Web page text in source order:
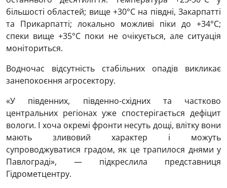
більшості областей; вище +30°C на півдні, Закарпатті
та Прикарпатті; локально можливі піки до +34°C;
спеки вище +35°C поки не очікується, але ситуація
моніториться.
Водночас відсутність стабільних опадів викликає
занепокоєння агросектору.
«У південних, південно-східних та частково
центральних регіонах уже спостерігається дефіцит
вологи. І хоча окремі фронти несуть дощі, влітку вони
мають зливовий характер і можуть
супроводжуватися градом, як це трапилося днями у
Павлограді», — підкреслила представниця
Гідрометцентру.